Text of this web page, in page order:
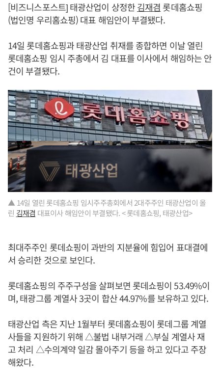
[비즈니스포스트] 태광산업이 상정한김재겸롯데홈쇼핑
(법인명 우리홈쇼핑) 대표 해임안이 부결됐다.
14일 롯데홈쇼핑과 태광산업 취재를 종합하면 이날 열린
롯데홈쇼핑 임시 주총에서 김 대표를 이사에서 해임하는 안
건이 부결됐다.
▲ 14일 열린 롯데홈쇼핑 임시주주총회에서 2대주주인 태광산업이 올
린 김재겸 대표이사 해임안이 부결됐다. < 롯데홈쇼핑, 태광산업>
최대주주인 롯데쇼핑이 과반의 지분율에 힘입어 표대결에
서 승리한 것으로 보인다.
롯데홈쇼핑의 주주구성을 살펴보면 롯데쇼핑이 53.49%이
며, 태광그룹 계열사 3곳이 합산 44.97%를 보유하고 있다.
태광산업 측은 지난 1월부터 롯데홈쇼핑이 롯데그룹 계열
사들을 지원하기 위해 △불법 내부거래 △부실 계열사 재
고 처리 △수의계약 일감 몰아주기 등을 하고 있다고 주장
해왔다.